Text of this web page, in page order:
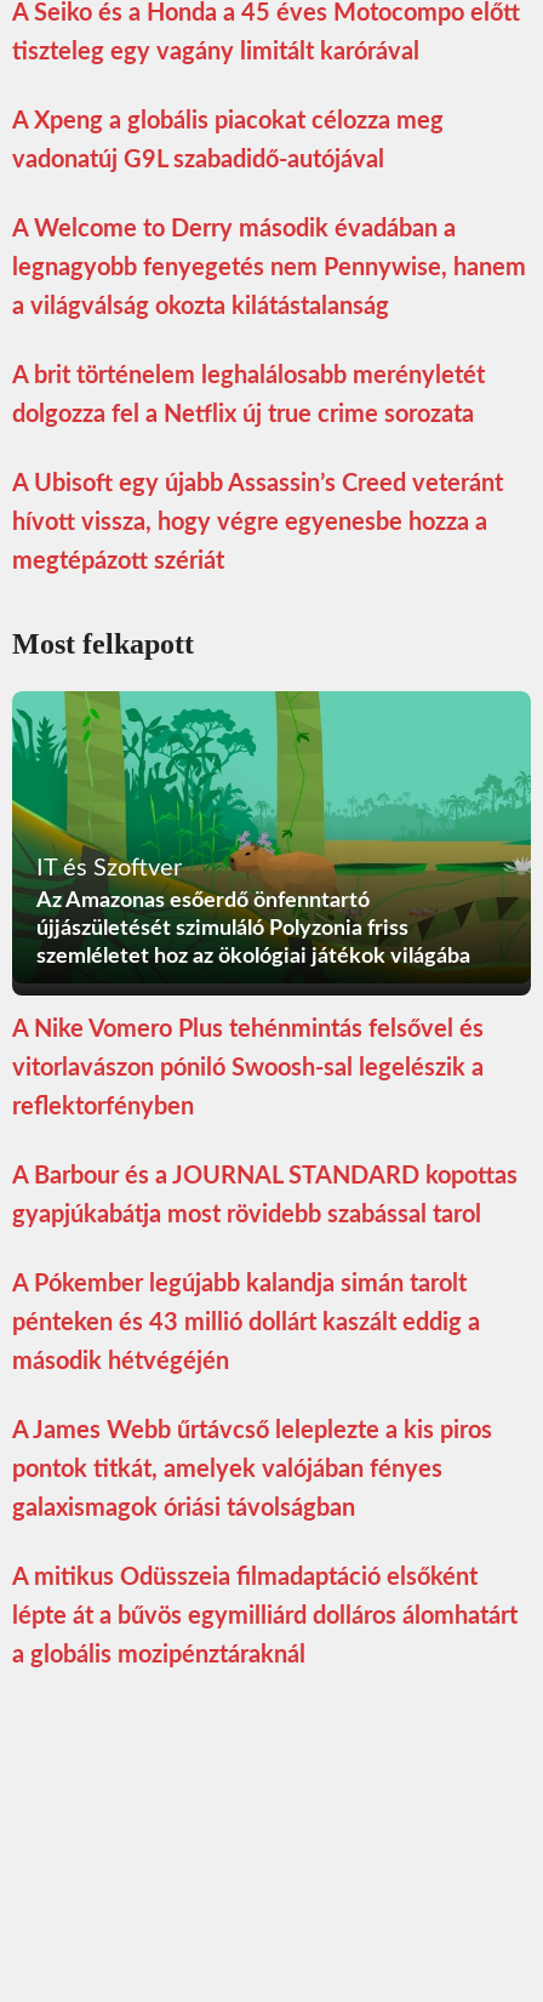
A Seiko és a Honda a 45 éves Motocompo előtt
tiszteleg egy vagány limitált karórával
A Xpeng a globális piacokat célozza meg
vadonatúj G9L szabadidő-autójával
A Welcome to Derry második évadában a
legnagyobb fenyegetés nem Pennywise, hanem
a világválság okozta kilátástalanság
A brit történelem leghalálosabb merényletét
dolgozza fel a Netflix új true crime sorozata
A Ubisoft egy újabb Assassin’s Creed veteránt
hívott vissza, hogy végre egyenesbe hozza a
megtépázott szériát
Most felkapott
IT és Szoftver
Az Amazonas esőerdő önfenntartó
újjászületését szimuláló Polyzonia friss
szemléletet hoz az ökológiai játékok világába
A Nike Vomero Plus tehénmintás felsővel és
vitorlavászon póniló Swoosh-sal legelészik a
reflektorfényben
A Barbour és a JOURNAL STANDARD kopottas
gyapjúkabátja most rövidebb szabással tarol
A Pókember legújabb kalandja simán tarolt
pénteken és 43 millió dollárt kaszált eddig a
második hétvégéjén
A James Webb űrtávcső leleplezte a kis piros
pontok titkát, amelyek valójában fényes
galaxismagok óriási távolságban
A mitikus Odüsszeia filmadaptáció elsőként
lépte át a bűvös egymilliárd dolláros álomhatárt
a globális mozipénztáraknál